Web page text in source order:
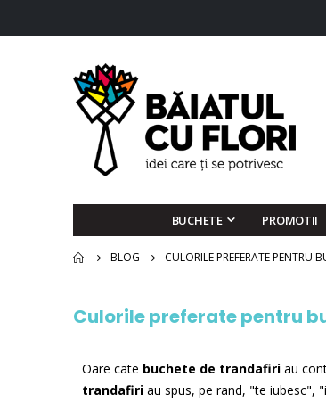
BUCHETE PROMOTII
BLOG CULORILE PREFERATE PENTRU
Culorile preferate pentru
Oare cate buchete de trandafiri au
trandafiri au spus, pe rand, "te iubesc",